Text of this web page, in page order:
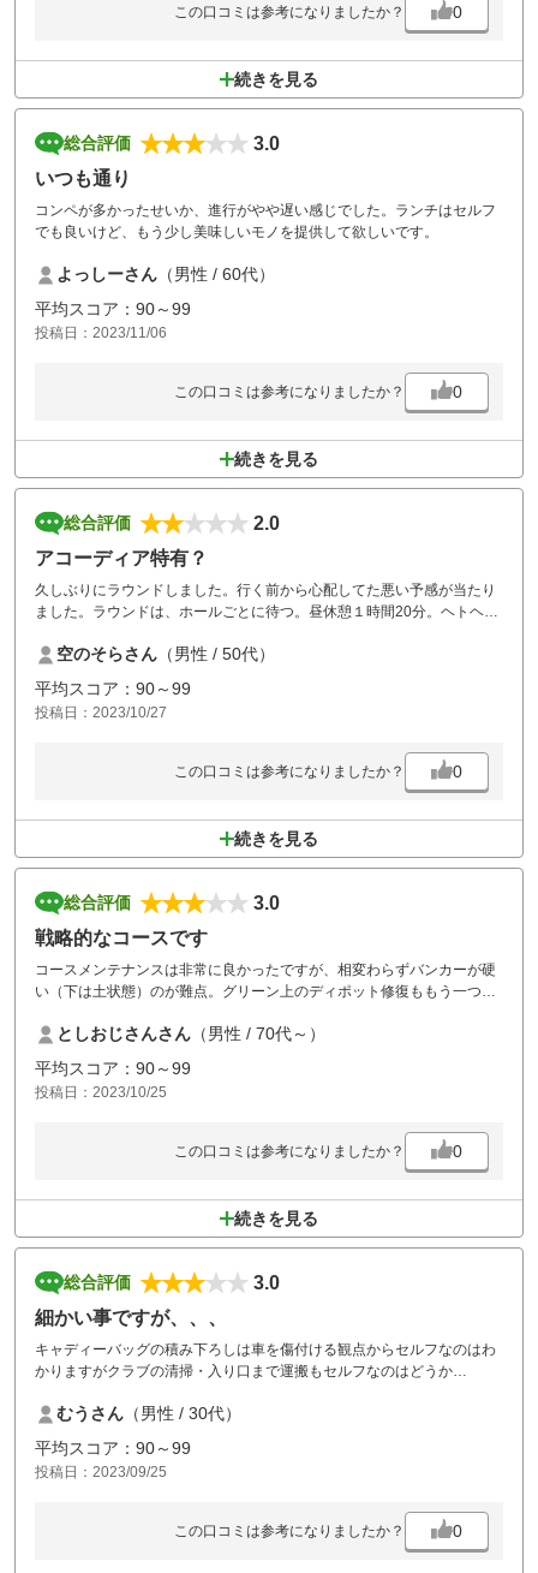
この口コミは参考になりましたか？ 0
続きを見る
総合評価
3.0
いつも通り
コンペが多かったせいか、進行がやや遅い感じでした。ランチはセルフ
でも良いけど、もう少し美味しいモノを提供して欲しいです。
よっしーさん （男性 / 60代）
平均スコア：90～99
投稿日：2023/11/06
この口コミは参考になりましたか？ 0
続きを見る
総合評価
2.0
アコーディア特有？
久しぶりにラウンドしました。行く前から心配してた悪い予感が当たり
ました。ラウンドは、ホールごとに待つ。昼休憩１時間20分。ヘトヘト
ら全てがコース側にあるとは思いませんが、マナー喚起を徹底してほし
いです。
空のそらさん （男性 / 50代）
平均スコア：90～99
投稿日：2023/10/27
この口コミは参考になりましたか？ 0
続きを見る
総合評価
3.0
戦略的なコースです
コースメンテナンスは非常に良かったですが、相変わらずバンカーが硬
い（下は土状態）のが難点。グリーン上のディポット修復ももう一つ
「気まぐれデー」でシャワーしか使えないのは残念です。元々風呂場の
大きさや設備がプア故楽しみにはしていませんが、やはりプレー後はゆ
っくりお湯に浸かりたいものです。
靴を脱いで上がる更衣室も何度行っても慣れませんね。
としおじさんさん （男性 / 70代～）
平均スコア：90～99
投稿日：2023/10/25
この口コミは参考になりましたか？ 0
続きを見る
総合評価
3.0
細かい事ですが、、、
キャディーバッグの積み下ろしは車を傷付ける観点からセルフなのはわ
かりますがクラブの清掃・入り口まで運搬もセルフなのはどうか
こちらより安い金額でやってくれるゴルフ場もありますし従業員の方も
余ってました、、、
また休憩が長すぎる！
1時間30分休憩なんて組数を詰め込み過ぎてる結果でしょうね！
ご飯も美味しく、コースも程よい広さでいい具合に緊張感を持たせてく
むうさん （男性 / 30代）
平均スコア：90～99
投稿日：2023/09/25
この口コミは参考になりましたか？ 0